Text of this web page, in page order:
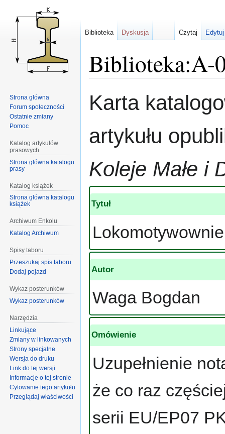
Biblioteka:A-
do
do
Karta
artykułu
Koleje Małe i
Tytuł
Autor
Waga Bogdan
Omówienie
Uzupełnienie
że co raz
serii EU/EP07
Biblioteka Dyskusja Czytaj
Strona główna
Forum społeczności
Ostatnie zmiany
Pomoc
Katalog artykułów
prasowych
Strona główna katalogu
prasy
Katalog książek
Strona główna katalogu
książek
Archiwum Enkolu
Katalog Archiwum
Spisy taboru
Przeszukaj spis taboru
Dodaj pojazd
Wykaz posterunków
Wykaz posterunków
Narzędzia
Linkujące
Zmiany w linkowanych
Strony specjalne
Wersja do druku
Link do tej wersji
Informacje o tej stronie
Cytowanie tego artykułu
Przeglądaj właściwości